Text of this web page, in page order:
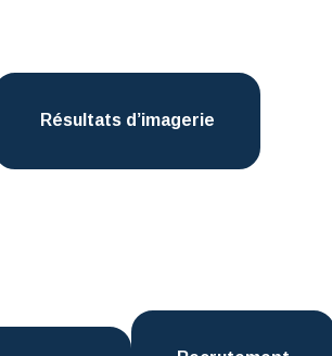
Résultats d’imagerie